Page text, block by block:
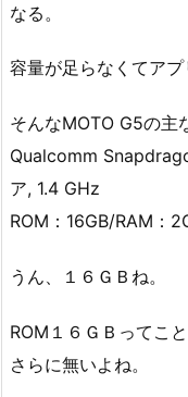
なる。
容量が足らなくてアプ
そんなMOTO G5の主
Qualcomm
ア, 1.4 GHz
ROM：16GB/RAM：
うん、１６ＧＢね。
ROM１６ＧＢってこ
さらに無いよね。